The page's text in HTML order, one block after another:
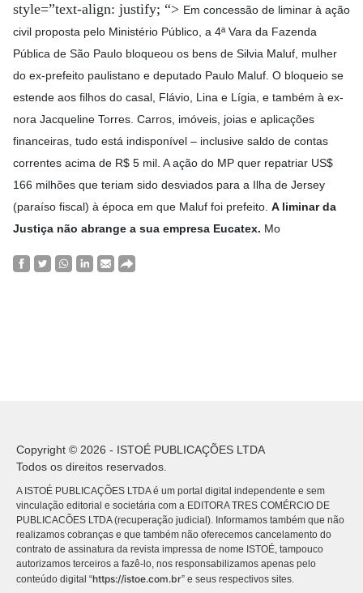
style=”text-align: justify; “> Em concessão de liminar à ação
civil proposta pelo Ministério Público, a 4ª Vara da Fazenda
Pública de São Paulo bloqueou os bens de Silvia Maluf, mulher
do ex-prefeito paulistano e deputado Paulo Maluf. O bloqueio se
estende aos filhos do casal, Flávio, Lina e Lígia, e também à ex-
nora Jacqueline Torres. Carros, imóveis, joias e aplicações
financeiras, tudo está indisponível – inclusive saldo de contas
correntes acima de R$ 5 mil. A ação do MP quer repatriar US$
166 milhões que teriam sido desviados para a Ilha de Jersey
(paraíso fiscal) à época em que Maluf foi prefeito. A liminar da
Justiça não abrange a sua empresa Eucatex. Mo
Copyright © 2026 - ISTOÉ PUBLICAÇÕES LTDA
Todos os direitos reservados.
A ISTOÉ PUBLICAÇÕES LTDA é um portal digital independente e sem
vinculação editorial e societária com a EDITORA TRES COMÉRCIO DE
PUBLICACÕES LTDA (recuperação judicial). Informamos também que não
realizamos cobranças e que também não oferecemos cancelamento do
contrato de assinatura da revista impressa de nome ISTOÉ, tampouco
autorizamos terceiros a fazê-lo, nos responsabilizamos apenas pelo
conteúdo digital “https://istoe.com.br” e seus respectivos sites.